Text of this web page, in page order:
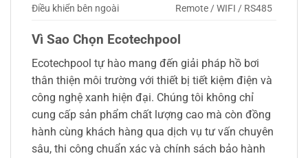
Điều khiển bên ngoài
Remote / WIFI / RS485
Vì Sao Chọn Ecotechpool
Ecotechpool tự hào mang đến giải pháp hồ bơi
thân thiện môi trường với thiết bị tiết kiệm điện và
công nghệ xanh hiện đại. Chúng tôi không chỉ
cung cấp sản phẩm chất lượng cao mà còn đồng
hành cùng khách hàng qua dịch vụ tư vấn chuyên
sâu, thi công chuẩn xác và chính sách bảo hành